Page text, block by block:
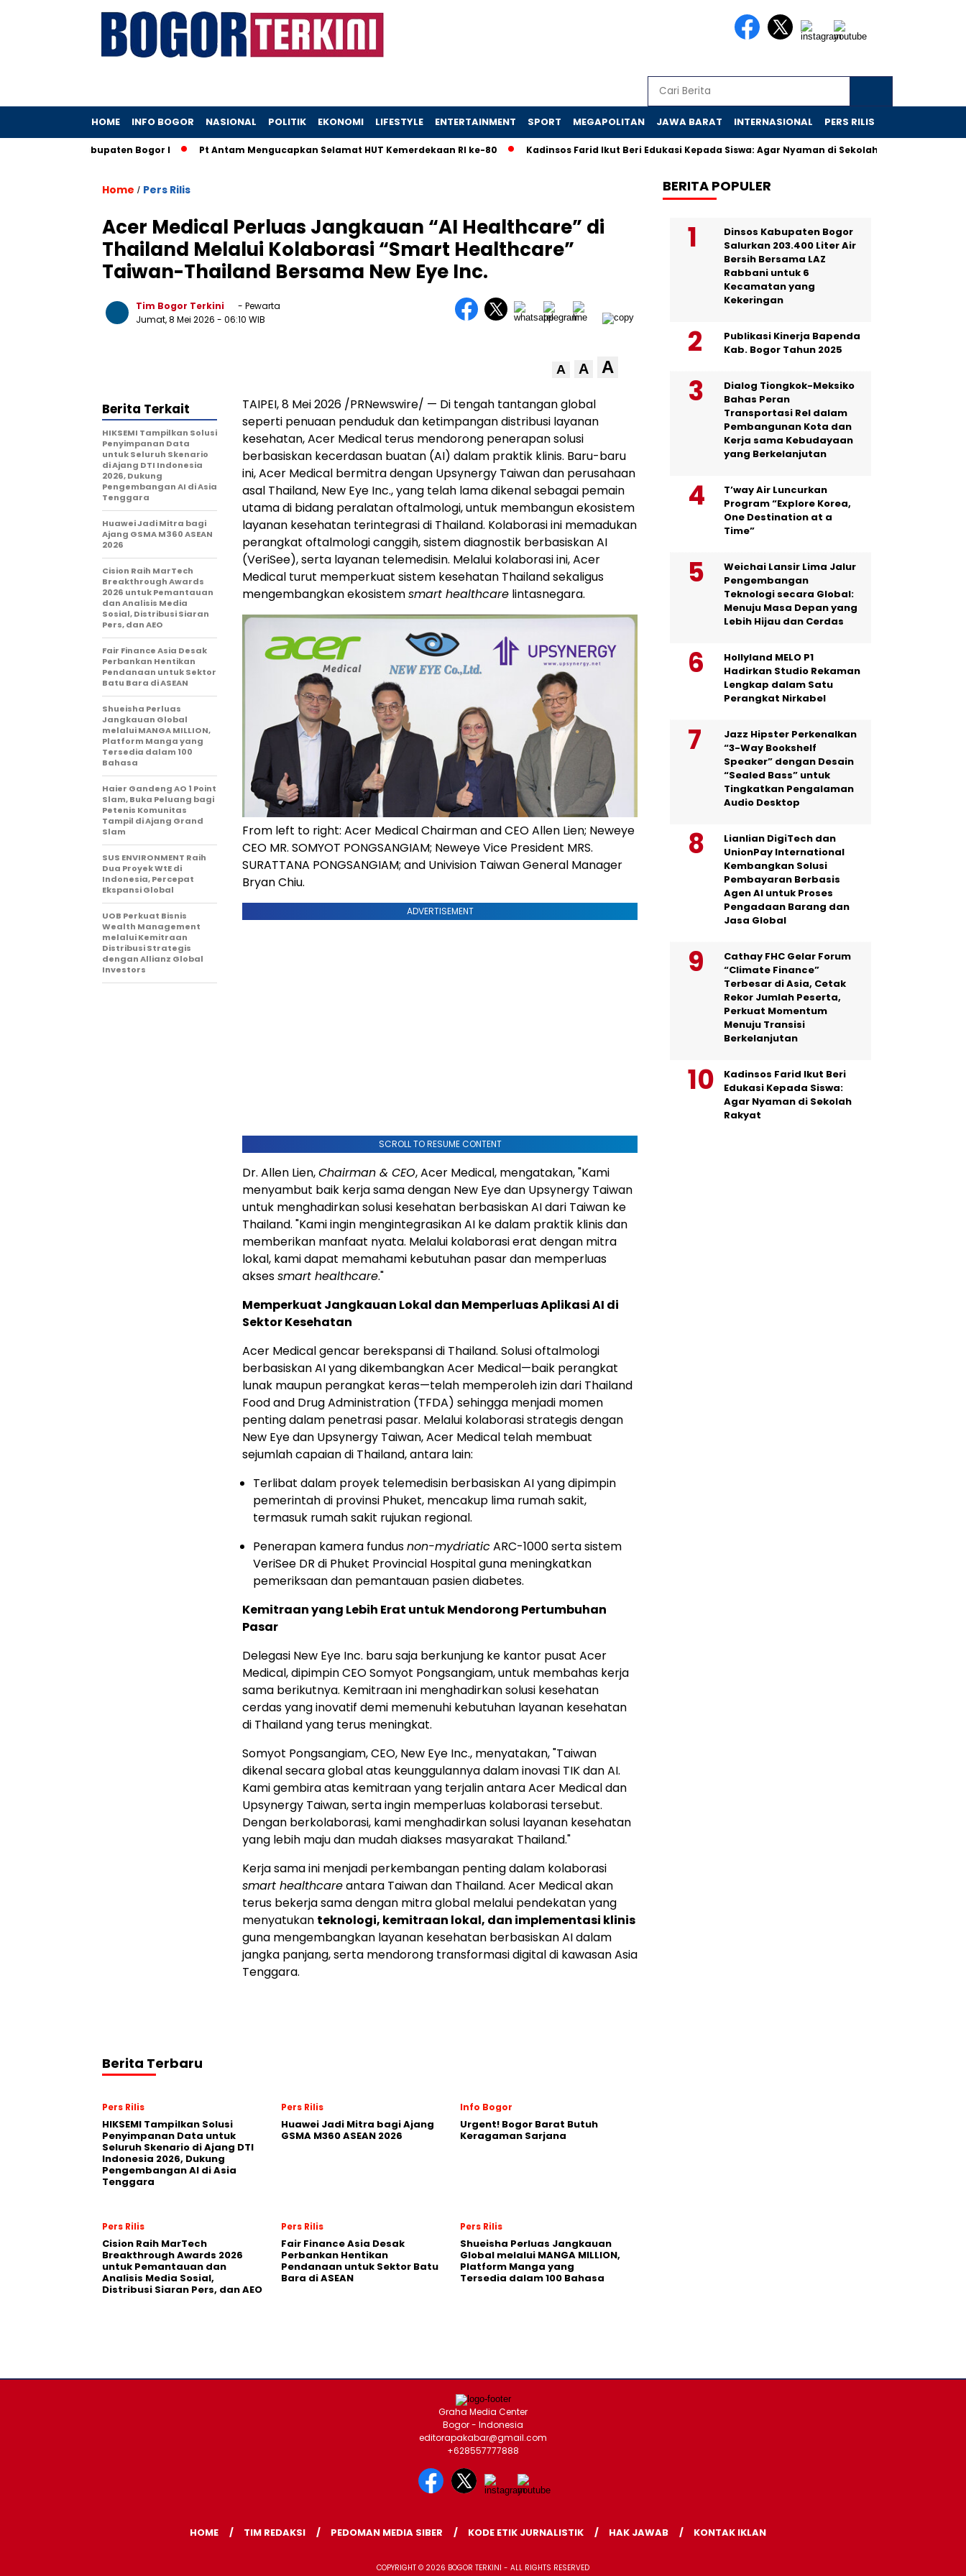
HOME INFO BOGOR NASIONAL POLITIK EKONOMI LIFESTYLE ENTERTAINMENT SPORT MEGAPOLITAN JAWA BARAT INTERNASIONAL PERS RILIS
Kantah Kabupaten Bogor I Pt Antam Mengucapkan Selamat HUT Kemerdekaan RI ke-80 Kadinsos Farid Ikut Beri Edukasi Kepada Siswa: Agar Nyaman di Sekolah Rakyat
Home / Pers Rilis
Acer Medical Perluas Jangkauan “AI Healthcare” di
Thailand Melalui Kolaborasi “Smart Healthcare”
Taiwan-Thailand Bersama New Eye Inc.
Tim Bogor Terkini
- Pewarta
Jumat, 8 Mei 2026 - 06:10 WIB
A A A
TAIPEI, 8 Mei 2026 /PRNewswire/ — Di tengah tantangan global
seperti penuaan penduduk dan ketimpangan distribusi layanan
kesehatan, Acer Medical terus mendorong penerapan solusi
berbasiskan kecerdasan buatan (AI) dalam praktik klinis. Baru-baru
ini, Acer Medical bermitra dengan Upsynergy Taiwan dan perusahaan
asal Thailand, New Eye Inc., yang telah lama dikenal sebagai pemain
utama di bidang peralatan oftalmologi, untuk membangun ekosistem
layanan kesehatan terintegrasi di Thailand. Kolaborasi ini memadukan
perangkat oftalmologi canggih, sistem diagnostik berbasiskan AI
(VeriSee), serta layanan telemedisin. Melalui kolaborasi ini, Acer
Medical turut memperkuat sistem kesehatan Thailand sekaligus
mengembangkan ekosistemsmart healthcare lintasnegara.
From left to right: Acer Medical Chairman and CEO Allen Lien; Neweye
CEO MR. SOMYOT PONGSANGIAM; Neweye Vice President MRS.
SURATTANA PONGSANGIAM; and Univision Taiwan General Manager
Bryan Chiu.
ADVERTISEMENT
SCROLL TO RESUME CONTENT
Dr. Allen Lien,Chairman & CEO, Acer Medical, mengatakan, "Kami
menyambut baik kerja sama dengan New Eye dan Upsynergy Taiwan
untuk menghadirkan solusi kesehatan berbasiskan AI dari Taiwan ke
Thailand. "Kami ingin mengintegrasikan AI ke dalam praktik klinis dan
memberikan manfaat nyata. Melalui kolaborasi erat dengan mitra
lokal, kami dapat memahami kebutuhan pasar dan memperluas
aksessmart healthcare."
Memperkuat Jangkauan Lokal dan Memperluas Aplikasi AI di
Sektor Kesehatan
Acer Medical gencar berekspansi di Thailand. Solusi oftalmologi
berbasiskan AI yang dikembangkan Acer Medical—baik perangkat
lunak maupun perangkat keras—telah memperoleh izin dari Thailand
Food and Drug Administration (TFDA) sehingga menjadi momen
penting dalam penetrasi pasar. Melalui kolaborasi strategis dengan
New Eye dan Upsynergy Taiwan, Acer Medical telah membuat
sejumlah capaian di Thailand, antara lain:
Terlibat dalam proyek telemedisin berbasiskan AI yang dipimpin
pemerintah di provinsi Phuket, mencakup lima rumah sakit,
termasuk rumah sakit rujukan regional.
Penerapan kamera fundusnon-mydriaticARC-1000 serta sistem
VeriSee DR di Phuket Provincial Hospital guna meningkatkan
pemeriksaan dan pemantauan pasien diabetes.
Kemitraan yang Lebih Erat untuk Mendorong Pertumbuhan
Pasar
Delegasi New Eye Inc. baru saja berkunjung ke kantor pusat Acer
Medical, dipimpin CEO Somyot Pongsangiam, untuk membahas kerja
sama berikutnya. Kemitraan ini menghadirkan solusi kesehatan
cerdas yang inovatif demi memenuhi kebutuhan layanan kesehatan
di Thailand yang terus meningkat.
Somyot Pongsangiam, CEO, New Eye Inc., menyatakan, "Taiwan
dikenal secara global atas keunggulannya dalam inovasi TIK dan AI.
Kami gembira atas kemitraan yang terjalin antara Acer Medical dan
Upsynergy Taiwan, serta ingin memperluas kolaborasi tersebut.
Dengan berkolaborasi, kami menghadirkan solusi layanan kesehatan
yang lebih maju dan mudah diakses masyarakat Thailand."
Kerja sama ini menjadi perkembangan penting dalam kolaborasi
smart healthcareantara Taiwan dan Thailand. Acer Medical akan
terus bekerja sama dengan mitra global melalui pendekatan yang
menyatukan teknologi, kemitraan lokal, dan implementasi klinis
guna mengembangkan layanan kesehatan berbasiskan AI dalam
jangka panjang, serta mendorong transformasi digital di kawasan Asia
Tenggara.
Berita Terkait
HIKSEMI Tampilkan Solusi
Penyimpanan Data
untuk Seluruh Skenario
di Ajang DTI Indonesia
2026, Dukung
Pengembangan AI di Asia
Tenggara
Huawei Jadi Mitra bagi
Ajang GSMA M360 ASEAN
2026
Cision Raih MarTech
Breakthrough Awards
2026 untuk Pemantauan
dan Analisis Media
Sosial, Distribusi Siaran
Pers, dan AEO
Fair Finance Asia Desak
Perbankan Hentikan
Pendanaan untuk Sektor
Batu Bara di ASEAN
Shueisha Perluas
Jangkauan Global
melalui MANGA MILLION,
Platform Manga yang
Tersedia dalam 100
Bahasa
Haier Gandeng AO 1 Point
Slam, Buka Peluang bagi
Petenis Komunitas
Tampil di Ajang Grand
Slam
SUS ENVIRONMENT Raih
Dua Proyek WtE di
Indonesia, Percepat
Ekspansi Global
UOB Perkuat Bisnis
Wealth Management
melalui Kemitraan
Distribusi Strategis
dengan Allianz Global
Investors
Berita Terbaru
Pers Rilis
HIKSEMI Tampilkan Solusi
Penyimpanan Data untuk
Seluruh Skenario di Ajang DTI
Indonesia 2026, Dukung
Pengembangan AI di Asia
Tenggara
Pers Rilis
Huawei Jadi Mitra bagi Ajang
GSMA M360 ASEAN 2026
Info Bogor
Urgent! Bogor Barat Butuh
Keragaman Sarjana
Pers Rilis
Cision Raih MarTech
Breakthrough Awards 2026
untuk Pemantauan dan
Analisis Media Sosial,
Distribusi Siaran Pers, dan AEO
Pers Rilis
Fair Finance Asia Desak
Perbankan Hentikan
Pendanaan untuk Sektor Batu
Bara di ASEAN
Pers Rilis
Shueisha Perluas Jangkauan
Global melalui MANGA MILLION,
Platform Manga yang
Tersedia dalam 100 Bahasa
BERITA POPULER
Dinsos Kabupaten Bogor
Salurkan 203.400 Liter Air
Bersih Bersama LAZ
Rabbani untuk 6
Kecamatan yang
Kekeringan
Publikasi Kinerja Bapenda
Kab. Bogor Tahun 2025
Dialog Tiongkok-Meksiko
Bahas Peran
Transportasi Rel dalam
Pembangunan Kota dan
Kerja sama Kebudayaan
yang Berkelanjutan
T’way Air Luncurkan
Program “Explore Korea,
One Destination at a
Time”
Weichai Lansir Lima Jalur
Pengembangan
Teknologi secara Global:
Menuju Masa Depan yang
Lebih Hijau dan Cerdas
Hollyland MELO P1
Hadirkan Studio Rekaman
Lengkap dalam Satu
Perangkat Nirkabel
Jazz Hipster Perkenalkan
“3-Way Bookshelf
Speaker” dengan Desain
“Sealed Bass” untuk
Tingkatkan Pengalaman
Audio Desktop
Lianlian DigiTech dan
UnionPay International
Kembangkan Solusi
Pembayaran Berbasis
Agen AI untuk Proses
Pengadaan Barang dan
Jasa Global
Cathay FHC Gelar Forum
“Climate Finance”
Terbesar di Asia, Cetak
Rekor Jumlah Peserta,
Perkuat Momentum
Menuju Transisi
Berkelanjutan
Kadinsos Farid Ikut Beri
Edukasi Kepada Siswa:
Agar Nyaman di Sekolah
Rakyat
Graha Media Center
Bogor - Indonesia
editorapakabar@gmail.com
+628557777888
HOME TIM REDAKSI PEDOMAN MEDIA SIBER KODE ETIK JURNALISTIK HAK JAWAB KONTAK IKLAN
COPYRIGHT © 2026 BOGOR TERKINI - ALL RIGHTS RESERVED